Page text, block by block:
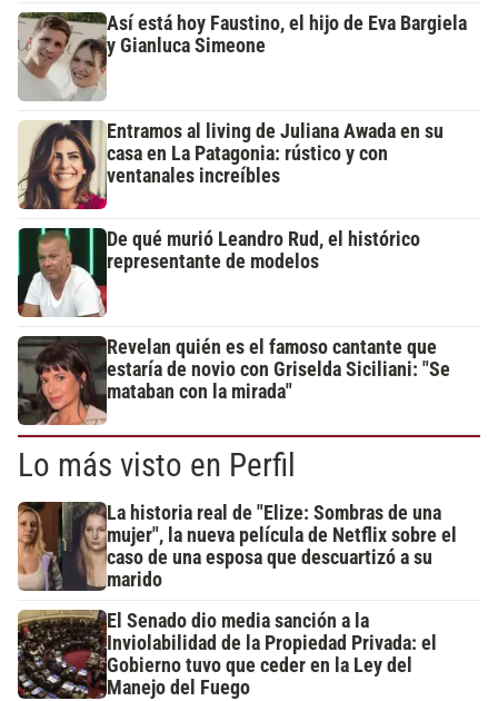
Así está hoy Faustino, el hijo de Eva Bargiela
y Gianluca Simeone
Entramos al living de Juliana Awada en su
casa en La Patagonia: rústico y con
ventanales increíbles
De qué murió Leandro Rud, el histórico
representante de modelos
Revelan quién es el famoso cantante que
estaría de novio con Griselda Siciliani: "Se
mataban con la mirada"
Lo más visto en Perfil
La historia real de "Elize: Sombras de una
mujer", la nueva película de Netflix sobre el
caso de una esposa que descuartizó a su
marido
El Senado dio media sanción a la
Inviolabilidad de la Propiedad Privada: el
Gobierno tuvo que ceder en la Ley del
Manejo del Fuego